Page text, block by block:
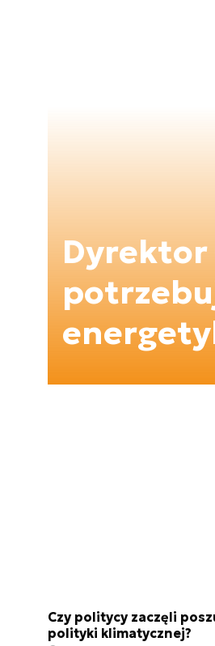
Dyrektor
Czy politycy zaczęli
polityki klimatycznej?